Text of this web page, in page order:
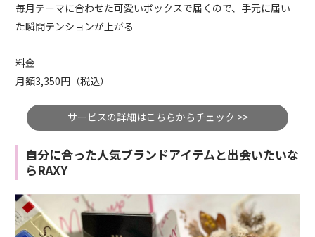
毎月テーマに合わせた可愛いボックスで届くので、手元に届い
た瞬間テンションが上がる
料金
月額3,350円（税込）
サービスの詳細はこちらからチェック >>
自分に合った人気ブランドアイテムと出会いたいな
らRAXY